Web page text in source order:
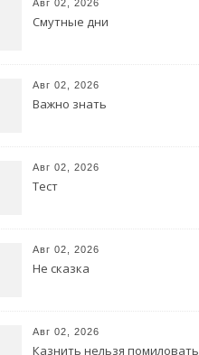
Авг 02, 2026
Смутные дни
Авг 02, 2026
Важно знать
Авг 02, 2026
Тест
Авг 02, 2026
Не сказка
Авг 02, 2026
Казнить нельзя помиловать